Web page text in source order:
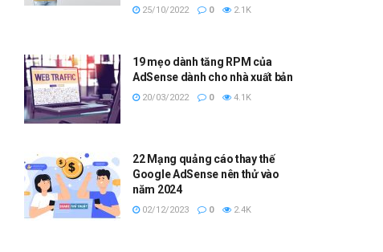
25/10/2022 0 2.1K
19 mẹo dành tăng RPM của
AdSense dành cho nhà xuất bản
20/03/2022 0 4.1K
22 Mạng quảng cáo thay thế
Google AdSense nên thử vào
năm 2024
02/12/2023 0 2.4K